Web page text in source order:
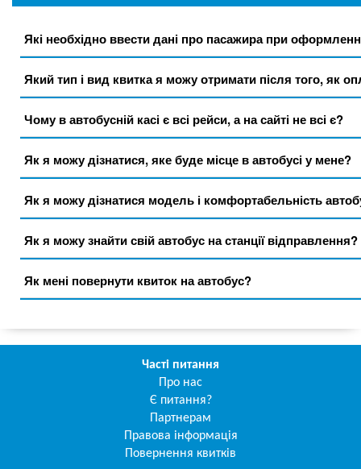
Які необхідно ввести дані про пасажира при
Який тип і вид квитка я можу отримати після того, як
Чому в автобусній касі є всі рейси, а на сайті не всі є?
Як я можу дізнатися, яке буде місце в автобусі у мене?
Як я можу дізнатися модель і комфортабельність
Як я можу знайти свій автобус на станції відправлення?
Як мені повернути квиток на автобус?
Часті питання
Про нас
Є питання?
Партнерам
Правова інформація
Повернення квитків